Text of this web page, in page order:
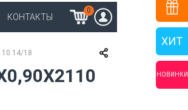
КОНТАКТЫ
0
14/18
ХИТ
НОВИНКИ